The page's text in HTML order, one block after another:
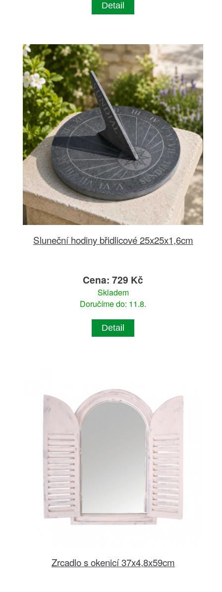
Detail
Sluneční hodiny břidlicové 25x25x1,6cm
Cena: 729 Kč
Skladem
Doručíme do: 11.8.
Detail
Zrcadlo s okenicí 37x4,8x59cm